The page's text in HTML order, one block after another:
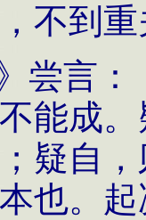
不到
尝言
能成
疑自
也。